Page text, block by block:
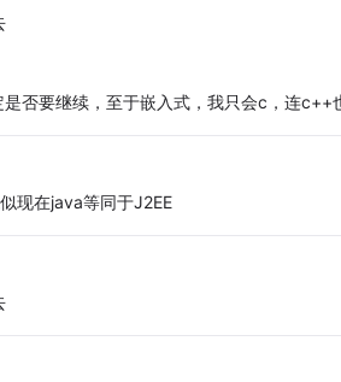
否要继续，至于嵌入式，我只会c，连
现在java等同于J2EE